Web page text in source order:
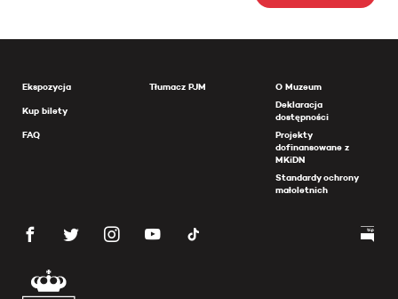
Ekspozycja
Kup bilety
FAQ
Tłumacz PJM
O Muzeum
Deklaracja
dostępności
Projekty
dofinansowane z
MKiDN
Standardy ochrony
małoletnich